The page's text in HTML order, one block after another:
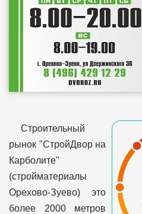
Строительный
рынок "СтройДвор на
Карболите"
(стройматериалы
Орехово-Зуево) это
более 2000 метров